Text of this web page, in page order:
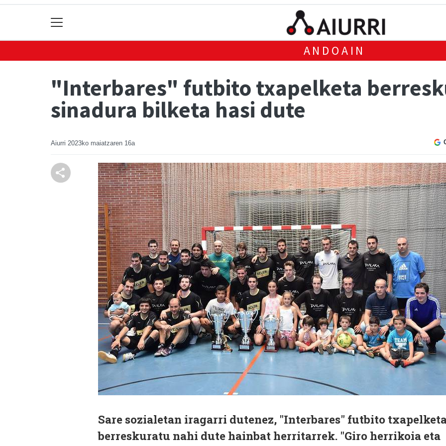
ANDOAIN
"Interbares" futbito txapelketa
sinadura bilketa hasi dute
Aiurri 2023ko maiatzaren 16a
Sare sozialetan iragarri dutenez, "Interbares" futbito
berreskuratu nahi dute hainbat herritarrek. "Giro herrikoia eta